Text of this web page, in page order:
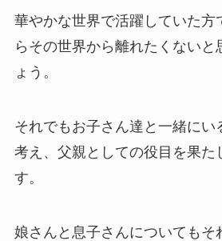
華やかな世界で活躍していた方
らその世界から離れたくないと
ょう。
それでもお子さん達と一緒にい
考え、父親としての役目を果た
す。
娘さんと息子さんについてもそ